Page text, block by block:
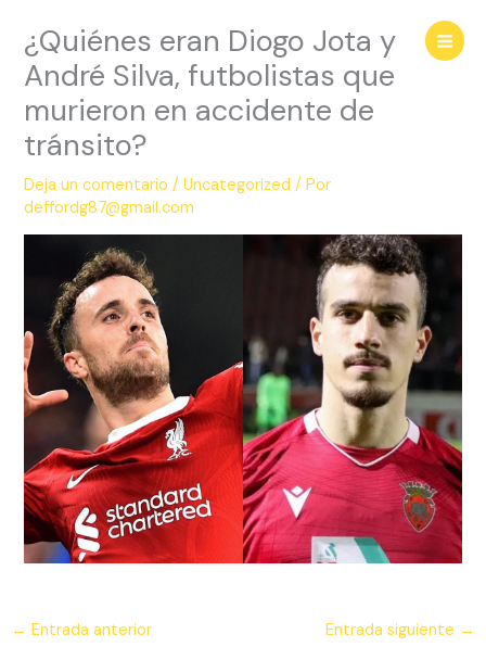
contenido
¿Quiénes eran Diogo Jota y
André Silva, futbolistas que
murieron en accidente de
tránsito?
Deja un comentario /Uncategorized / Por
deffordg87@gmail.com
← Entrada anterior Entrada siguiente →